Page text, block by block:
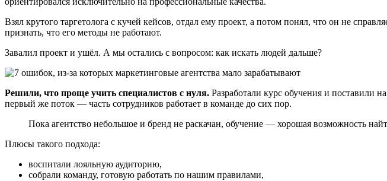
Взял крутого таргетолога с кучей кейсов, отдал ему проект, а потом понял, что он не
признать, что его методы не работают.
Завалил проект и ушёл. А мы остались с вопросом: как искать людей дальше?
Решили, что проще учить специалистов с нуля. Разработали курс обучения и поставили
первый же поток — часть сотрудников работает в команде до сих пор.
Пока агентство небольшое и бренд не раскачан, обучение — хорошая возможность
Плюсы такого подхода:
воспитали лояльную аудиторию,
собрали команду, готовую работать по нашим правилами,